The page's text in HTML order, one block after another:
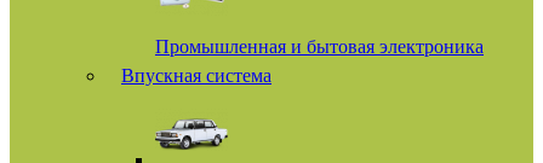
Промышленная и бытовая электроника
Впускная система